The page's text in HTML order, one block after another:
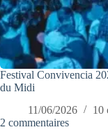
Festival Convivencia
du Midi
11/06/2026
10
2 commentaires